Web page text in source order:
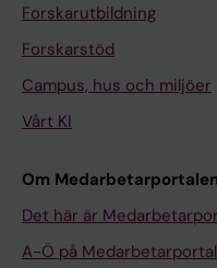
Forskarutbildning
Forskarstöd
Campus, hus och miljöer
Vårt KI
Om
Det här är
A-Ö på